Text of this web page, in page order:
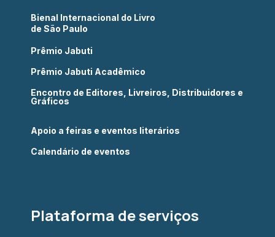
Bienal Internacional do Livro
de São Paulo
Prêmio Jabuti
Prêmio Jabuti Acadêmico
Encontro de Editores, Livreiros, Distribuidores e
Gráficos
Apoio a feiras e eventos literários
Calendário de eventos
Plataforma de serviços